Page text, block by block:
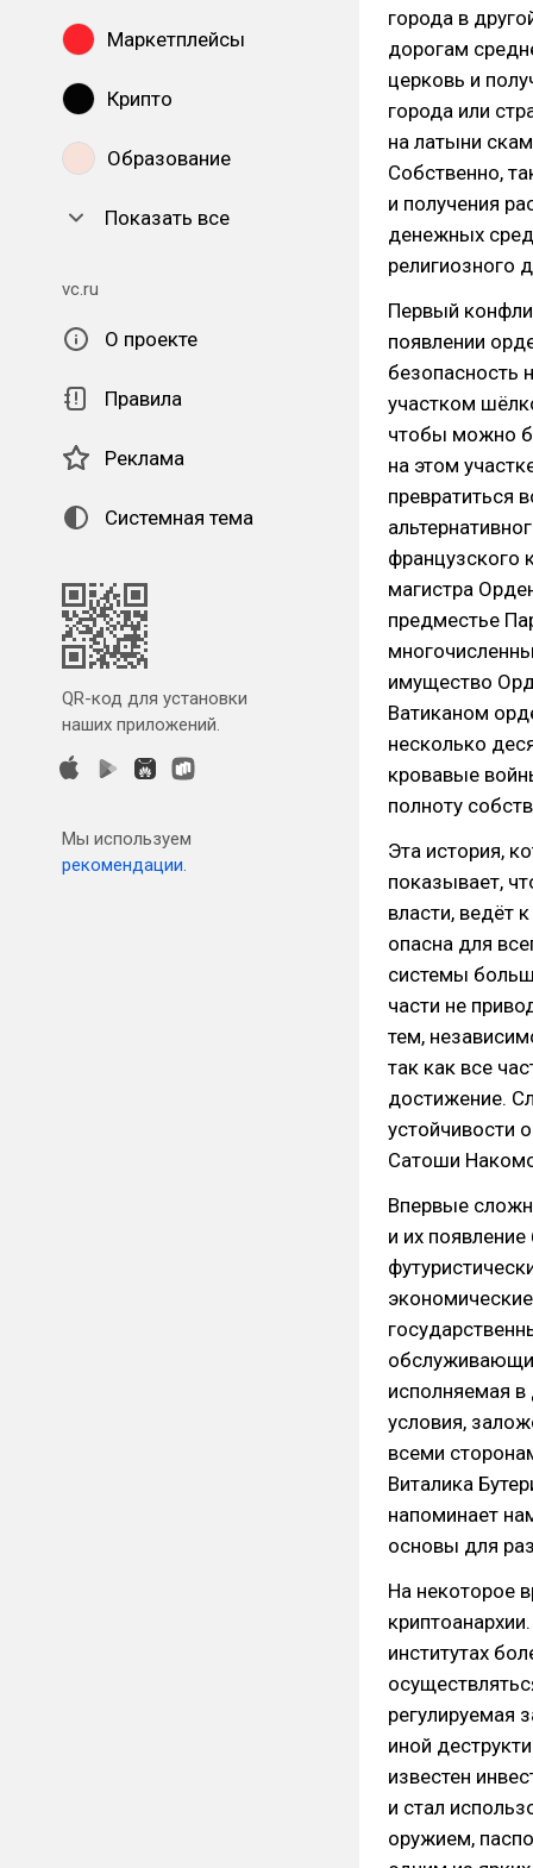
Маркетплейсы
Крипто
Образование
Показать все
vc.ru
О проекте
Правила
Реклама
Системная тема
QR-код для установки
наших приложений.
Мы используем
рекомендации.
города в
дорогам
церковь и
города или
на латыни
Собственно,
и получения
денежных
религиозного
Первый
появлении
безопасность
участком
чтобы можно
на этом
превратиться
французского
магистра
предместье
имущество
Ватиканом
несколько
кровавые
полноту
Эта история,
показывает,
власти, ведёт
опасна для
системы
части не
тем,
так как все
достижение.
устойчивости
Сатоши
Впервые
и их
исполняемая в
условия,
всеми
Виталика
напоминает
основы для
На некоторое
институтах
регулируемая
иной
известен
и стал
оружием,